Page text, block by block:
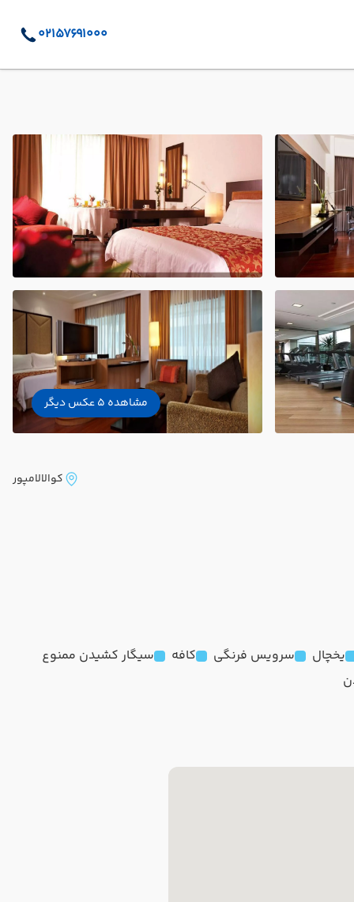
02157691000
مشاهده 5 عکس دیگر
کوالالامپور
یخچال سرویس فرنگی کافه
سیگار کشیدن ممنوع